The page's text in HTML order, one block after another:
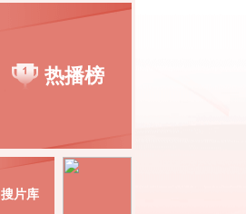
热播榜
搜片库